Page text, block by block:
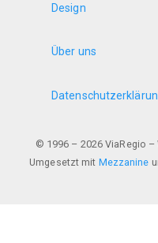
Design
Über uns
© 1996 – 2026 ViaRegio
Umgesetzt mit Mezzanine